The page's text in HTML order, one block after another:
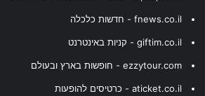
fnews.co.il - חדשות כלכלה
giftim.co.il - קניות באינטרנט
ezzytour.com - חופשות בארץ ובעולם
aticket.co.il - כרטיסים להופעות